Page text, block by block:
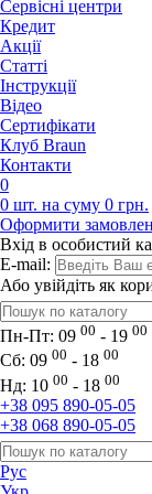
Сервісні центри
Кредит
Акції
Статті
Iнструкції
Відео
Сертифікати
Клуб Braun
Контакти
0
0 шт. на суму 0 грн.
Оформити
Вхід в особистий
E-mail:
Або увійдіть як
Пн-Пт: 09 00 - 19 00
Сб: 09 00 - 18 00
Нд: 10 00 - 18 00
+38 095 890-05-05
+38 068 890-05-05
Рус